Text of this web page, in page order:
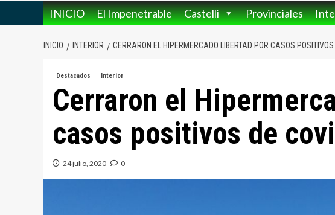
INICIO El Impenetrable Castelli Provinciales
INICIO INTERIOR CERRARON EL HIPERMERCADO LIBERTAD POR CASOS
Destacados Interior
Cerraron el
casos positivos de
24 julio, 2020 0